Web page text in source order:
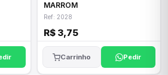
MARROM
Ref: 2028
R$ 3,75
Carrinho Pedir